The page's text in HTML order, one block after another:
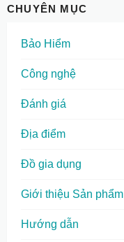
CHUYÊN MỤC
Bảo Hiểm
Công nghệ
Đánh giá
Địa điểm
Đồ gia dụng
Giới thiệu Sản phẩm
Hướng dẫn